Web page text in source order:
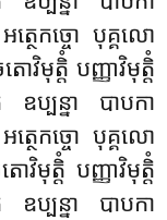
ថេកច្ចោ បុគ្គលោ
វិមុត្តិំ បញ្ញាវិមុត្តិំ
ប្បន្នា បាបកា
ថេកច្ចោ បុគ្គលោ
មុត្តិំ បញ្ញាវិមុត្តិំ
ប្បន្នា បាបកា